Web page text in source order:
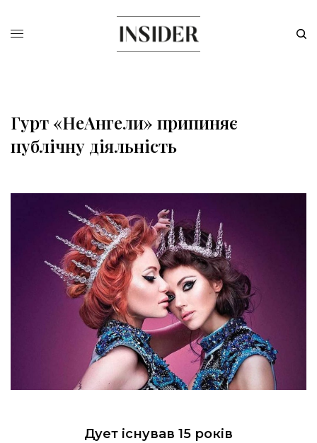
Гурт «НеАнгели» припиняє
публічну діяльність
Дует існував 15 років